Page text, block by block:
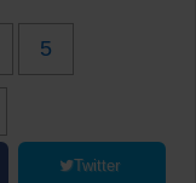
5
Twitter